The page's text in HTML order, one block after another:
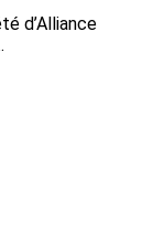
d’Alliance